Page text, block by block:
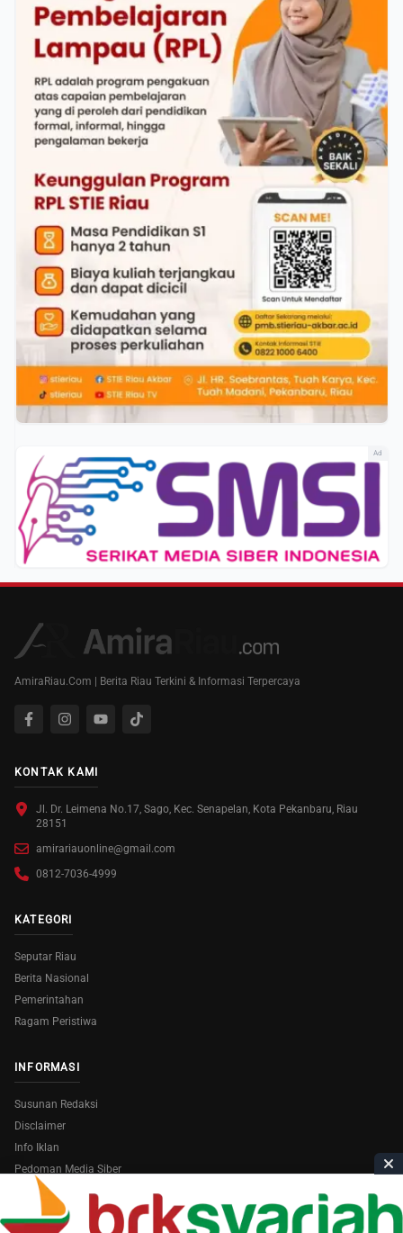
Ad
AmiraRiau.Com | Berita Riau Terkini & Informasi Terpercaya
KONTAK KAMI
Jl. Dr. Leimena No.17, Sago, Kec. Senapelan, Kota Pekanbaru, Riau
28151
amirariauonline@gmail.com
0812-7036-4999
KATEGORI
Seputar Riau
Berita Nasional
Pemerintahan
Ragam Peristiwa
INFORMASI
Susunan Redaksi
Disclaimer
Info Iklan
Pedoman Media Siber